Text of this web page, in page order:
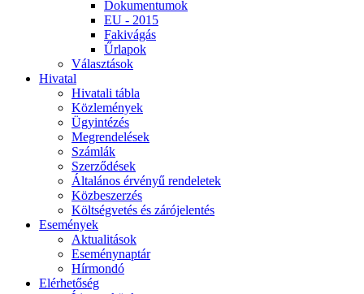
Dokumentumok
EU - 2015
Fakivágás
Űrlapok
Választások
Hivatal
Hivatali tábla
Közlemények
Ügyintézés
Megrendelések
Számlák
Szerződések
Általános érvényű rendeletek
Közbeszerzés
Költségvetés és zárójelentés
Események
Aktualitások
Eseménynaptár
Hírmondó
Elérhetőség